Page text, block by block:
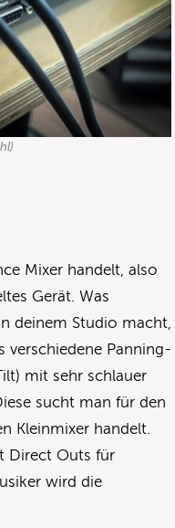
Mixer handelt, also
Gerät. Was
deinem Studio macht,
Panning-
mit sehr schlauer
sucht man für den
Kleinmixer handelt.
Direct Outs für
wird die